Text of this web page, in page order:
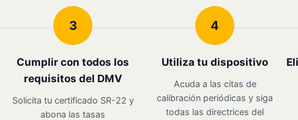
3
Cumplir con todos los
requisitos del DMV
Solicita tu certificado SR-22 y
abona las tasas
4
Utiliza tu dispositivo
Acuda a las citas de
calibración periódicas y siga
todas las directrices del